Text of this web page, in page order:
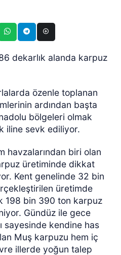
dekarlık alanda karpuz
özenle toplanan
ardından başta
bölgeleri olmak
iline sevk ediliyor.
havzalarından biri olan
üretiminde dikkat
Kent genelinde 32 bin
üretimde
198 bin 390 ton karpuz
Gündüz ile gece
sayesinde kendine has
Muş karpuzu hem iç
illerde yoğun talep